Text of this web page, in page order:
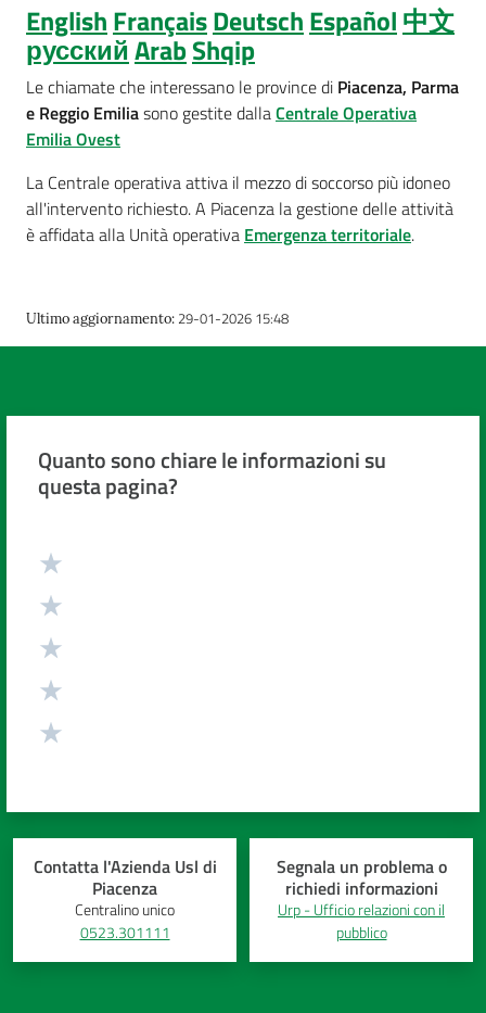
EnglishFrançaisDeutschEspañol中文
русскийArabShqip
Le chiamateche interessano le province di Piacenza, Parma
e Reggio Emiliasono gestite dallaCentrale Operativa
Emilia Ovest
La Centrale operativa attiva il mezzo di soccorso più idoneo
all'intervento richiesto. A Piacenza la gestione delle attività
è affidata alla Unità operativa Emergenza territoriale.
Ultimo aggiornamento: 29-01-2026 15:48
Quanto sono chiare le informazioni su
questa pagina?
Contatta l'Azienda Usl di
Piacenza
Centralino unico
0523.301111
Segnala un problema o
richiedi informazioni
Urp - Ufficio relazioni con il
pubblico